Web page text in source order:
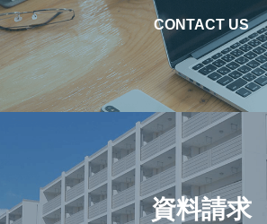
CONTACT US
資料請求